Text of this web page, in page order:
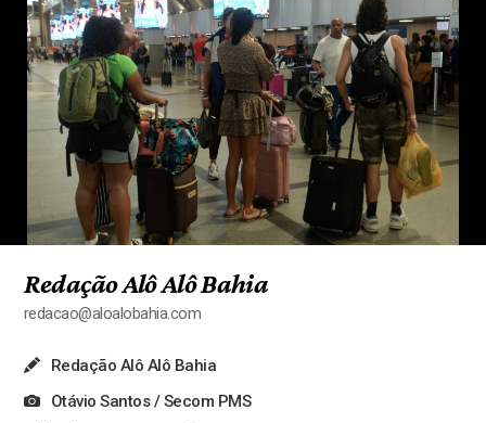
Redação Alô Alô Bahia
redacao@aloalobahia.com
Redação Alô Alô Bahia
Otávio Santos / Secom PMS